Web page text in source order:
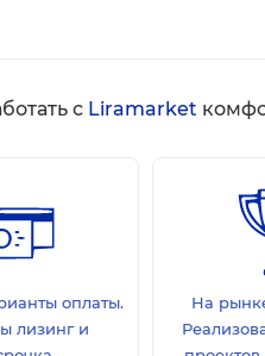
с Liramarket
оплаты.
лизинг и
На